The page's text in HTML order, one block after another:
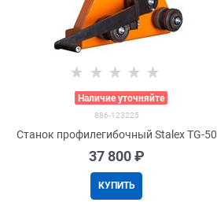
Наличие уточняйте
886-123225
Станок профилегибочный Stalex TG-50
37 800 ₽
КУПИТЬ